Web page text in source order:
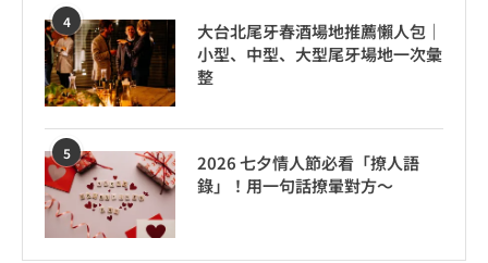
4
大台北尾牙春酒場地推薦懶人包｜
小型、中型、大型尾牙場地一次彙
整
5
2026 七夕情人節必看「撩人語
錄」！用一句話撩暈對方～